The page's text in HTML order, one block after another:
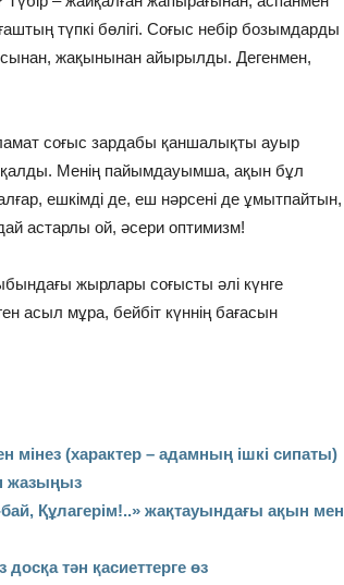
түпкі бөлігі. Соғыс небір бозымдарды
жақынынан айырылды. Дегенмен,
соғыс зардабы қаншалықты ауыр
қалды. Менің пайымдауымша, ақын бұл
ешкімді де, еш нәрсені де ұмытпайтын,
астарлы ой, әсери оптимизм!
жырлары соғысты әлі күнге
асыл мұра, бейбіт күннің бағасын
мінез (характер – адамның ішкі сипаты)
жазыңыз
Құлагерім!..» жақтауындағы ақын мен
тән қасиеттерге өз